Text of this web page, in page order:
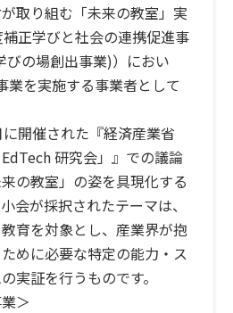
取り組む「未来の教室」実
正学びと社会の連携促進事
びの場創出事業)）におい
業を実施する事業者として
開催された『経済産業省
EdTech 研究会」』での議論
の教室」の姿を具現化する
会が採択されたテーマは、
育を対象とし、産業界が抱
めに必要な特定の能力・ス
実証を行うものです。
＞